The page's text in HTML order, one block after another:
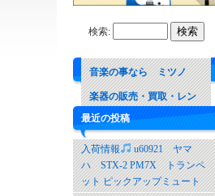
検索:
音楽の事なら ミツノ
楽器の販売・買取・レン
タル 音楽教室
最近の投稿
入荷情報
u60921 ヤマ
ハ STX-2 PM7X トランペ
ット ピックアップミュート